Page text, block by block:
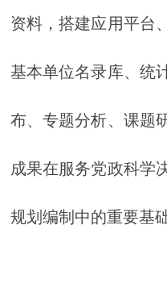
资料，搭建应用平台
基本单位名录库、统
布、专题分析、课题
成果在服务党政科学
规划编制中的重要基